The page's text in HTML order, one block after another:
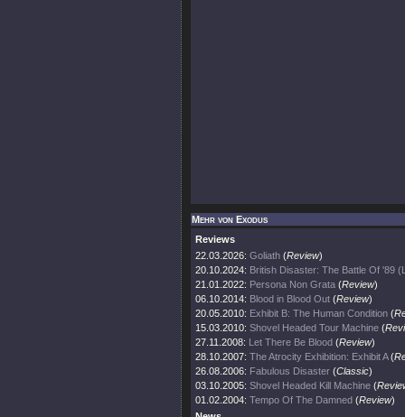
Mehr von Exodus
Reviews
22.03.2026: Goliath (Review)
20.10.2024: British Disaster: The Battle Of '89
21.01.2022: Persona Non Grata (Review)
06.10.2014: Blood in Blood Out (Review)
20.05.2010: Exhibit B: The Human Condition (
15.03.2010: Shovel Headed Tour Machine (
27.11.2008: Let There Be Blood (Review)
28.10.2007: The Atrocity Exhibition: Exhibit A(
26.08.2006: Fabulous Disaster (Classic)
03.10.2005: Shovel Headed Kill Machine (
01.02.2004: Tempo Of The Damned (Review)